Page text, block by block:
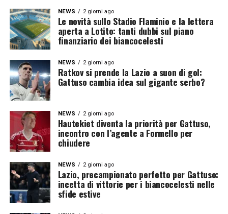
NEWS 2 giorni ago
Le novità sullo Stadio Flaminio e la lettera
aperta a Lotito: tanti dubbi sul piano
finanziario dei biancocelesti
NEWS 2 giorni ago
Ratkov si prende la Lazio a suon di gol:
Gattuso cambia idea sul gigante serbo?
NEWS 2 giorni ago
Hautekiet diventa la priorità per Gattuso,
incontro con l’agente a Formello per
chiudere
NEWS 2 giorni ago
Lazio, precampionato perfetto per Gattuso:
incetta di vittorie per i biancocelesti nelle
sfide estive